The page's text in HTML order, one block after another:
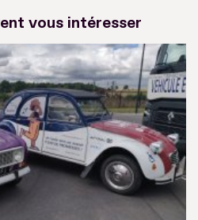
vous intéresser